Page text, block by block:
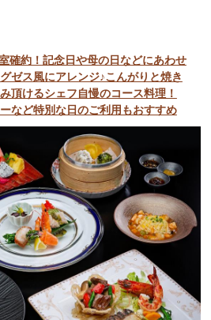
確約！記念日や母の日などにあわせ
ゼス風にアレンジ♪こんがりと焼き
頂けるシェフ自慢のコース料理！
など特別な日のご利用もおすすめ